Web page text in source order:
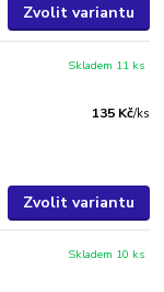
Zvolit variantu
135 Kč/ks
Skladem 11 ks
Zvolit variantu
Skladem 10 ks